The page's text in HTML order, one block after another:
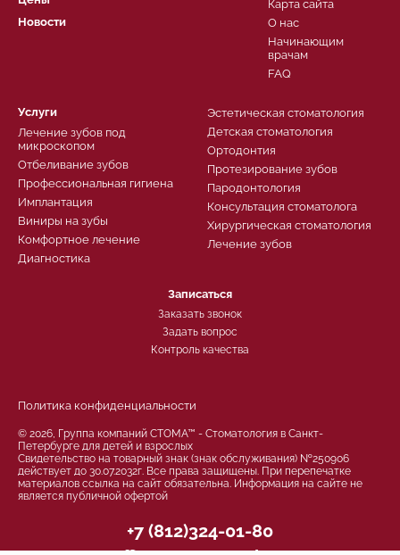
Новости
Услуги
Лечение зубов под
микроскопом
Отбеливание зубов
Профессиональная гигиена
Имплантация
Виниры на зубы
Комфортное лечение
Диагностика
Эстетическая стоматология
Детская стоматология
Ортодонтия
Протезирование зубов
Пародонтология
Консультация стоматолога
Хирургическая стоматология
Лечение зубов
Карта сайта
О нас
Начинающим
врачам
FAQ
Записаться
Заказать звонок
Задать вопрос
Контроль качества
Политика конфиденциальности
© 2026, Группа компаний СТОМА™ - Стоматология в Санкт-
Петербурге для детей и взрослых
Свидетельство на товарный знак (знак обслуживания) №250906
действует до 30.07.2032г. Все права защищены. При перепечатке
материалов ссылка на сайт обязательна. Информация на сайте не
является публичной офертой
+7 (812)324-01-80